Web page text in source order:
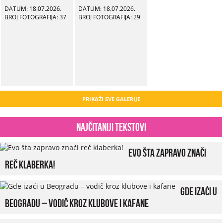
DATUM: 18.07.2026.
BROJ FOTOGRAFIJA: 37
DATUM: 18.07.2026.
BROJ FOTOGRAFIJA: 29
PRIKAŽI SVE GALERIJE
Najčitaniji tekstovi
Evo šta zapravo znači
reč klaberka!
Gde izaći u
Beogradu – vodič kroz klubove i kafane